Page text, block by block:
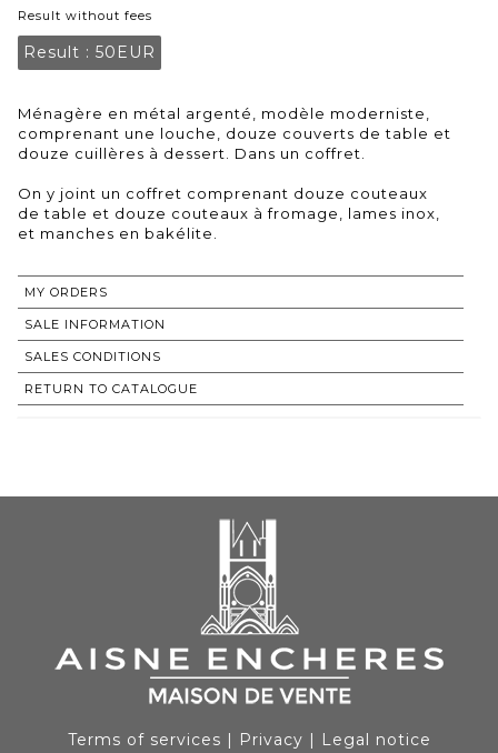
Result without fees
Result : 50EUR
Ménagère en métal argenté, modèle moderniste,
comprenant une louche, douze couverts de table et
douze cuillères à dessert. Dans un coffret.
On y joint un coffret comprenant douze couteaux
de table et douze couteaux à fromage, lames inox,
et manches en bakélite.
MY ORDERS
SALE INFORMATION
SALES CONDITIONS
RETURN TO CATALOGUE
Terms of services | Privacy | Legal notice